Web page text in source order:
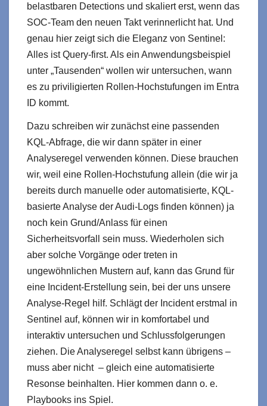
belastbaren Detections und skaliert erst, wenn das
SOC‑Team den neuen Takt verinnerlicht hat. Und
genau hier zeigt sich die Eleganz von Sentinel:
Alles ist Query‑first. Als ein Anwendungsbeispiel
unter „Tausenden“ wollen wir untersuchen, wann
es zu priviligierten Rollen-Hochstufungen im Entra
ID kommt.
Dazu schreiben wir zunächst eine passenden
KQL-Abfrage, die wir dann später in einer
Analyseregel verwenden können. Diese brauchen
wir, weil eine Rollen-Hochstufung allein (die wir ja
bereits durch manuelle oder automatisierte, KQL-
basierte Analyse der Audi-Logs finden können) ja
noch kein Grund/Anlass für einen
Sicherheitsvorfall sein muss. Wiederholen sich
aber solche Vorgänge oder treten in
ungewöhnlichen Mustern auf, kann das Grund für
eine Incident-Erstellung sein, bei der uns unsere
Analyse-Regel hilf. Schlägt der Incident erstmal in
Sentinel auf, können wir in komfortabel und
interaktiv untersuchen und Schlussfolgerungen
ziehen. Die Analyseregel selbst kann übrigens –
muss aber nicht – gleich eine automatisierte
Resonse beinhalten. Hier kommen dann o. e.
Playbooks ins Spiel.